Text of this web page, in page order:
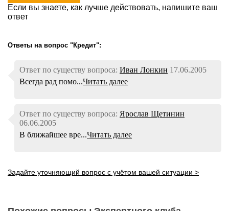
Ответы на вопрос "Кредит":
Ответ по существу вопроса: Иван Лонкин 17.06.2005
Всегда рад помо...Читать далее
Ответ по существу вопроса: Ярослав Щетинин
06.06.2005
В ближайшее вре...Читать далее
ОТВЕТ
Если вы знаете, как лучше действовать, напишите ваш
ответ
Задайте уточняющий вопрос с учётом вашей ситуации >